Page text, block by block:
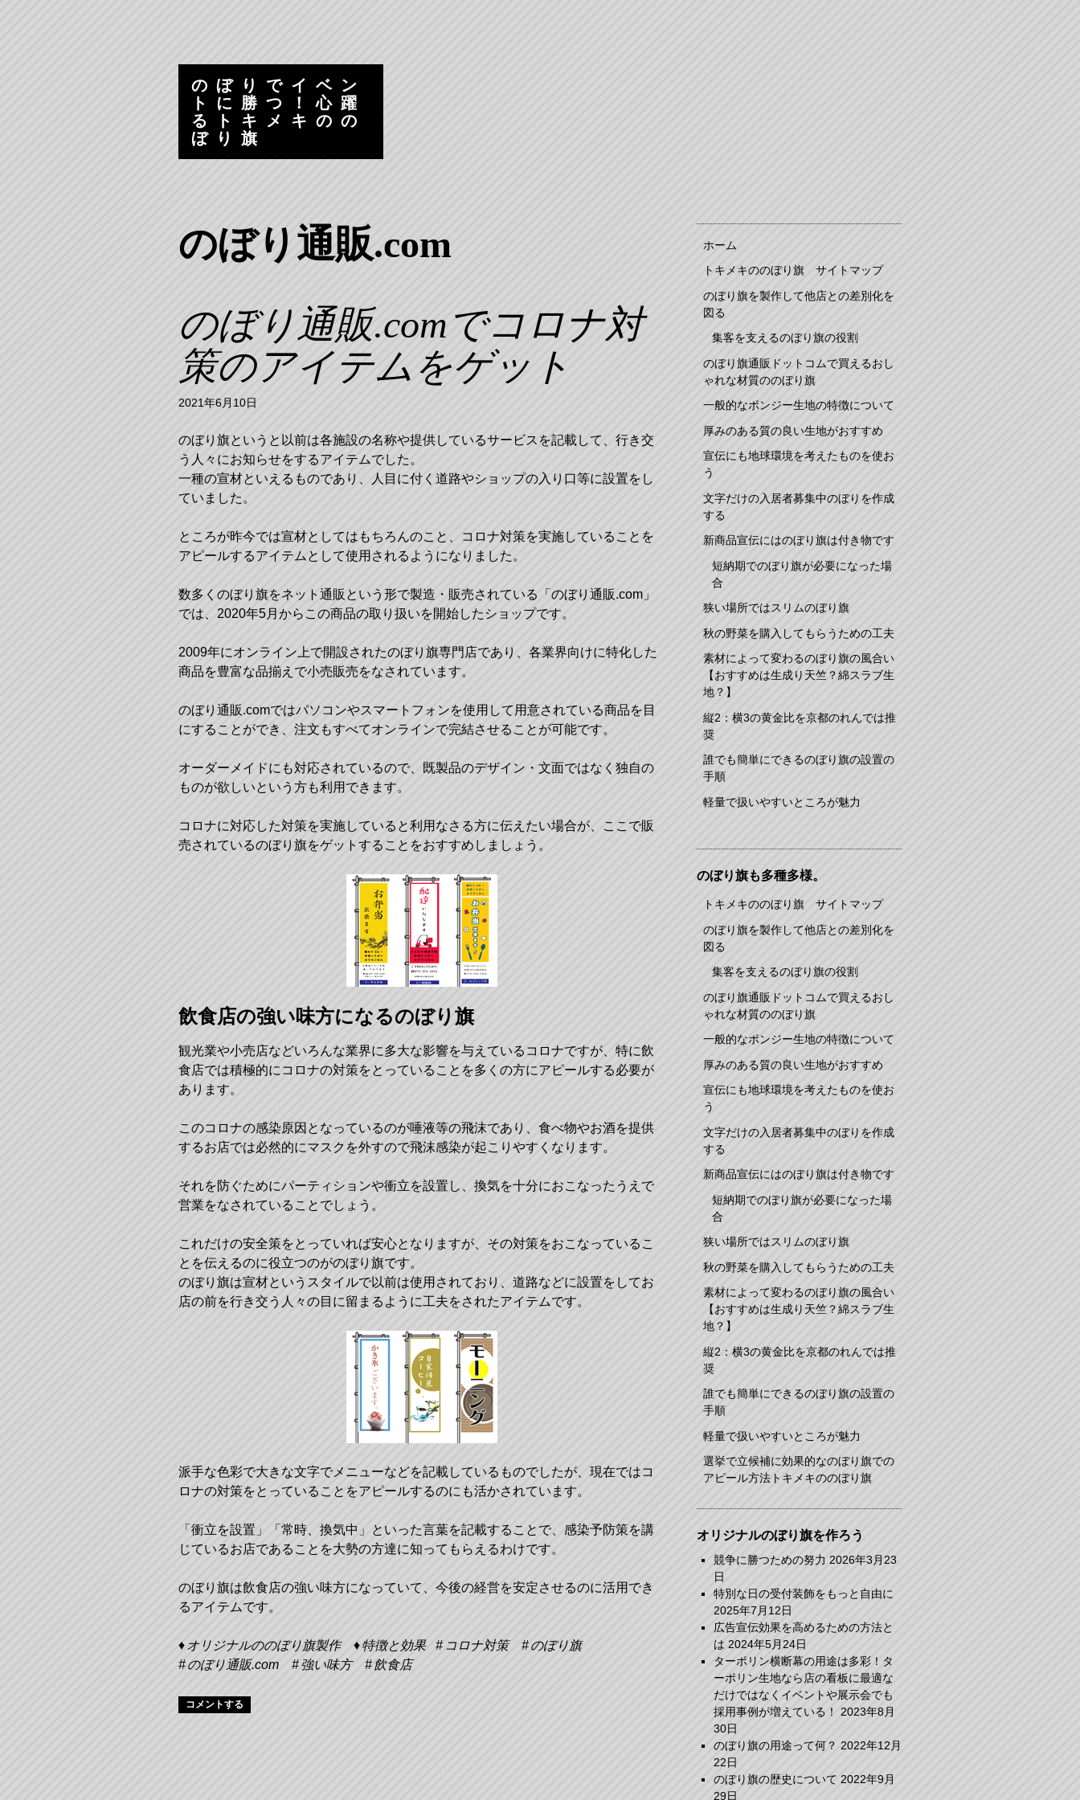
ン
ッ
ー
ス
のぼりでイベン
トに勝つ！心躍
るトキメキのの
ぼり旗
のぼり通販.com
のぼり通販.comでコロナ対
策のアイテムをゲット
2021年6月10日
のぼり旗というと以前は各施設の名称や提供しているサービスを記載して、行き交
う人々にお知らせをするアイテムでした。
一種の宣材といえるものであり、人目に付く道路やショップの入り口等に設置をし
ていました。
ところが昨今では宣材としてはもちろんのこと、コロナ対策を実施していることを
アピールするアイテムとして使用されるようになりました。
数多くのぼり旗をネット通販という形で製造・販売されている「のぼり通販.com」
では、2020年5月からこの商品の取り扱いを開始したショップです。
2009年にオンライン上で開設されたのぼり旗専門店であり、各業界向けに特化した
商品を豊富な品揃えで小売販売をなされています。
のぼり通販.comではパソコンやスマートフォンを使用して用意されている商品を目
にすることができ、注文もすべてオンラインで完結させることが可能です。
オーダーメイドにも対応されているので、既製品のデザイン・文面ではなく独自の
ものが欲しいという方も利用できます。
コロナに対応した対策を実施していると利用なさる方に伝えたい場合が、ここで販
売されているのぼり旗をゲットすることをおすすめしましょう。
飲食店の強い味方になるのぼり旗
観光業や小売店などいろんな業界に多大な影響を与えているコロナですが、特に飲
食店では積極的にコロナの対策をとっていることを多くの方にアピールする必要が
あります。
このコロナの感染原因となっているのが唾液等の飛沫であり、食べ物やお酒を提供
するお店では必然的にマスクを外すので飛沫感染が起こりやすくなります。
それを防ぐためにパーティションや衝立を設置し、換気を十分におこなったうえで
営業をなされていることでしょう。
これだけの安全策をとっていれば安心となりますが、その対策をおこなっているこ
とを伝えるのに役立つのがのぼり旗です。
のぼり旗は宣材というスタイルで以前は使用されており、道路などに設置をしてお
店の前を行き交う人々の目に留まるように工夫をされたアイテムです。
派手な色彩で大きな文字でメニューなどを記載しているものでしたが、現在ではコ
ロナの対策をとっていることをアピールするのにも活かされています。
「衝立を設置」「常時、換気中」といった言葉を記載することで、感染予防策を講
じているお店であることを大勢の方達に知ってもらえるわけです。
のぼり旗は飲食店の強い味方になっていて、今後の経営を安定させるのに活用でき
るアイテムです。
オリジナルののぼり旗製作 特徴と効果 コロナ対策
のぼり旗
のぼり通販.com
強い味方 飲食店
コメントする
ホーム
トキメキののぼり旗 サイトマップ
のぼり旗を製作して他店との差別化を
図る
集客を支えるのぼり旗の役割
のぼり旗通販ドットコムで買えるおし
ゃれな材質ののぼり旗
一般的なポンジー生地の特徴について
厚みのある質の良い生地がおすすめ
宣伝にも地球環境を考えたものを使お
う
文字だけの入居者募集中のぼりを作成
する
新商品宣伝にはのぼり旗は付き物です
短納期でのぼり旗が必要になった場
合
狭い場所ではスリムのぼり旗
秋の野菜を購入してもらうための工夫
素材によって変わるのぼり旗の風合い
【おすすめは生成り天竺？綿スラブ生
地？】
縦2：横3の黄金比を京都のれんでは推
奨
誰でも簡単にできるのぼり旗の設置の
手順
軽量で扱いやすいところが魅力
のぼり旗も多種多様。
トキメキののぼり旗 サイトマップ
のぼり旗を製作して他店との差別化を
図る
集客を支えるのぼり旗の役割
のぼり旗通販ドットコムで買えるおし
ゃれな材質ののぼり旗
一般的なポンジー生地の特徴について
厚みのある質の良い生地がおすすめ
宣伝にも地球環境を考えたものを使お
う
文字だけの入居者募集中のぼりを作成
する
新商品宣伝にはのぼり旗は付き物です
短納期でのぼり旗が必要になった場
合
狭い場所ではスリムのぼり旗
秋の野菜を購入してもらうための工夫
素材によって変わるのぼり旗の風合い
【おすすめは生成り天竺？綿スラブ生
地？】
縦2：横3の黄金比を京都のれんでは推
奨
誰でも簡単にできるのぼり旗の設置の
手順
軽量で扱いやすいところが魅力
選挙で立候補に効果的なのぼり旗での
アピール方法トキメキののぼり旗
オリジナルのぼり旗を作ろう
競争に勝つための努力 2026年3月23
日
特別な日の受付装飾をもっと自由に
2025年7月12日
広告宣伝効果を高めるための方法と
は 2024年5月24日
ターポリン横断幕の用途は多彩！タ
ーポリン生地なら店の看板に最適な
だけではなくイベントや展示会でも
採用事例が増えている！
2023年8月
30日
のぼり旗の用途って何？ 2022年12月
22日
のぼり旗の歴史について 2022年9月
29日